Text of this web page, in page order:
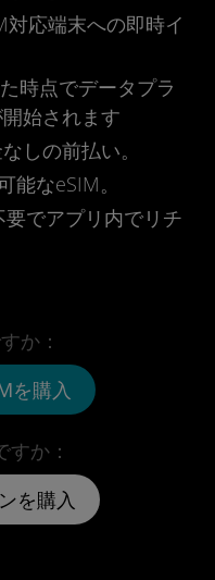
対応端末への即時イ
時点でデータプラ
始されます
しの前払い。
能なeSIM。
でアプリ内でリチ
か：
を購入
か：
を購入